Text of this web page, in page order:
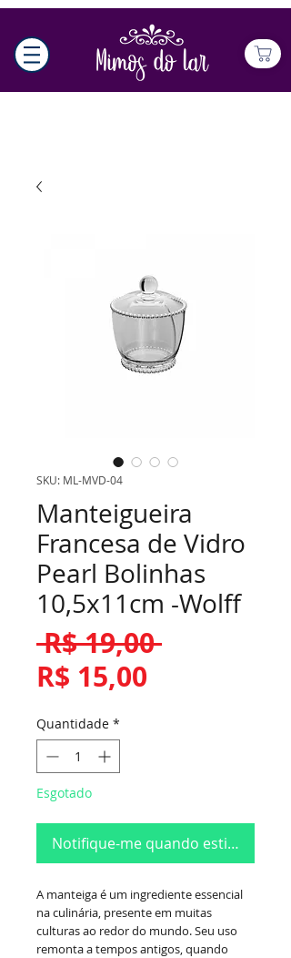
SKU: ML-MVD-04
Manteigueira
Francesa de Vidro
Pearl Bolinhas
10,5x11cm -Wolff
R$ 19,00 Preço
R$ 15,00
Quantidade *
Esgotado
Notifique-me quando estiver
A manteiga é um ingrediente essencial
na culinária, presente em muitas
culturas ao redor do mundo. Seu uso
remonta a tempos antigos, quando